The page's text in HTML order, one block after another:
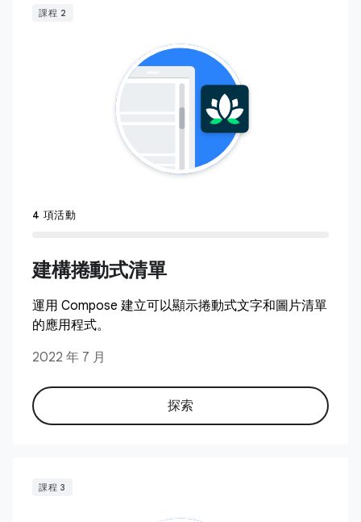
課程 2
4 項活動
建構捲動式清單
運用 Compose 建立可以顯示捲動式文字和圖片清單
的應用程式。
2022 年 7 月
探索
課程 3